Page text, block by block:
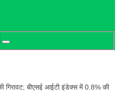
बीएसई आईटी इंडेक्स में 0.8% की